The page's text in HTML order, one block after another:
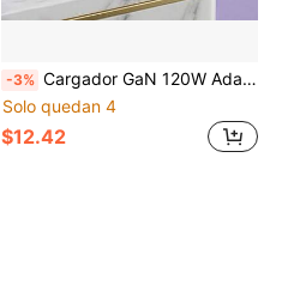
-3% Cargador GaN 120W Adaptador de Carga Rápida Puerto Dual USB A+C con Cable Tipo C Integrado Cargador de Pared Tipo C PD QC Cargador USB Cargador de Pared Duradero Compatible con iPhone 17 Pro Max/17 Pro/17/16/15, Auriculares, Tabletas, Relojes, Adaptador de Teléfono de la Serie
Solo quedan 4
$12.42